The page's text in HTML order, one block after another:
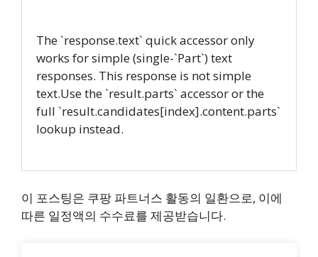
The `response.text` quick accessor only
works for simple (single-`Part`) text
responses. This response is not simple
text.Use the `result.parts` accessor or the
full `result.candidates[index].content.parts`
lookup instead.
이 포스팅은 쿠팡 파트너스 활동의 일환으로, 이에
따른 일정액의 수수료를 제공받습니다.